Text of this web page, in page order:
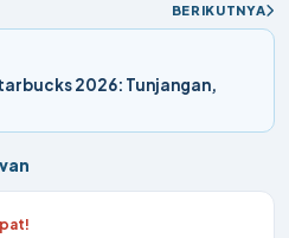
BERIKUTNYA
2026: Tunjangan,